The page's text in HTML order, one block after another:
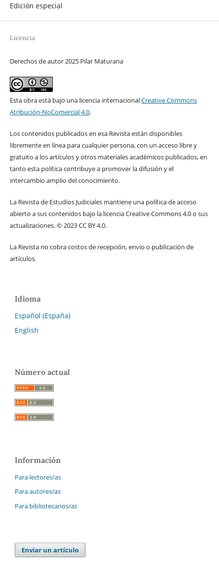
Edición especial
Licencia
Derechos de autor 2025 Pilar Maturana
Esta obra está bajo una licencia internacionalCreative Commons
Atribución-NoComercial 4.0.
Los contenidos publicados en esa Revista están disponibles
libremente en línea para cualquier persona, con un acceso libre y
gratuito a los artículos y otros materiales académicos publicados, en
tanto esta política contribuye a promover la difusión y el
intercambio amplio del conocimiento.
La Revista de Estudios Judiciales mantiene una política de acceso
abierto a sus contenidos bajo la licencia Creative Commons 4.0 o sus
actualizaciones. © 2023 CC BY 4.0.
La Revista no cobra costos de recepción, envío o publicación de
artículos.
Idioma
Español (España)
English
Número actual
Información
Para lectores/as
Para autores/as
Para bibliotecarios/as
Enviar un artículo